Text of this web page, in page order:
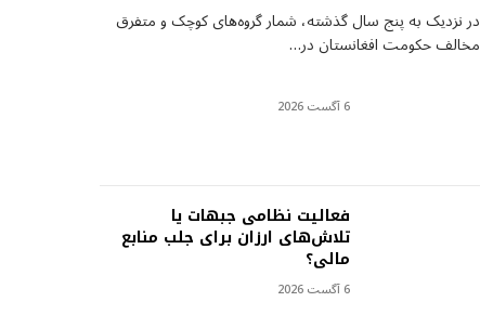
در نزدیک به پنج سال گذشته، شمار گروه‌های کوچک و متفرق
مخالف حکومت افغانستان در…
6 آگست 2026
فعالیت نظامی جبهات یا
تلاش‌های ارزان برای جلب منابع
مالی؟
6 آگست 2026